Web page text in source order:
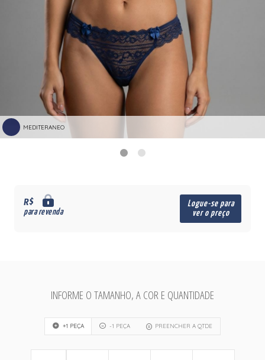
MEDITERANEO
R$
para revenda
Logue-se para
ver o preço
INFORME O TAMANHO, A COR E QUANTIDADE
+1 PEÇA -1 PEÇA PREENCHER A QTDE